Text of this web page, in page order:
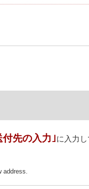
付先の入力｣に入力